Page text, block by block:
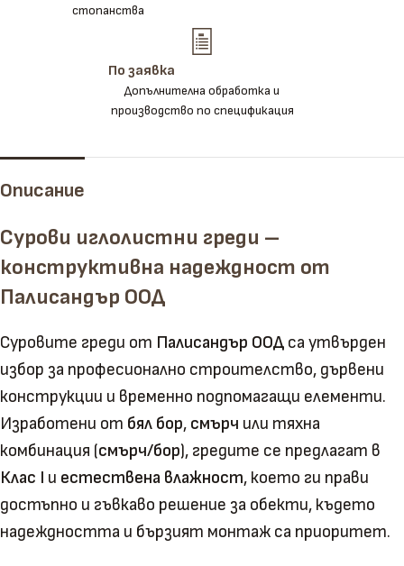
стопанства
По заявка
Допълнителна обработка и
производство по спецификация
Описание
Сурови иглолистни греди –
конструктивна надеждност от
Палисандър ООД
Суровите греди от Палисандър ООД са утвърден
избор за професионално строителство, дървени
конструкции и временно подпомагащи елементи.
Изработени от бял бор, смърч или тяхна
комбинация (смърч/бор), гредите се предлагат в
Клас I и естествена влажност, което ги прави
достъпно и гъвкаво решение за обекти, където
надеждността и бързият монтаж са приоритет.